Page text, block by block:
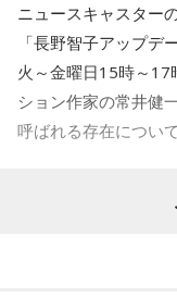
大阪公演の前の日も
終わったらすぐ大阪
んにも会えたんです
て、家族が観に来て
ね。
「551の豚まんがあ
ニュースキャスター
「長野智子アップデ
火～金曜日15時～17
ション作家の常井健
呼ばれる存在につい
長ポストをめぐる現